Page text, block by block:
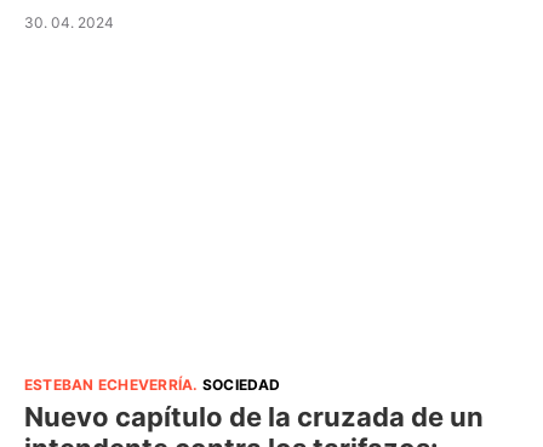
30. 04. 2024
ESTEBAN ECHEVERRÍA. SOCIEDAD
Nuevo capítulo de la cruzada de un